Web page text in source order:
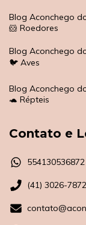
Blog Aconchego
🐹 Roedores
Blog Aconchego
🐦 Aves
Blog Aconchego
🐢 Répteis
Contato e
554130536872
(41) 3026-7872